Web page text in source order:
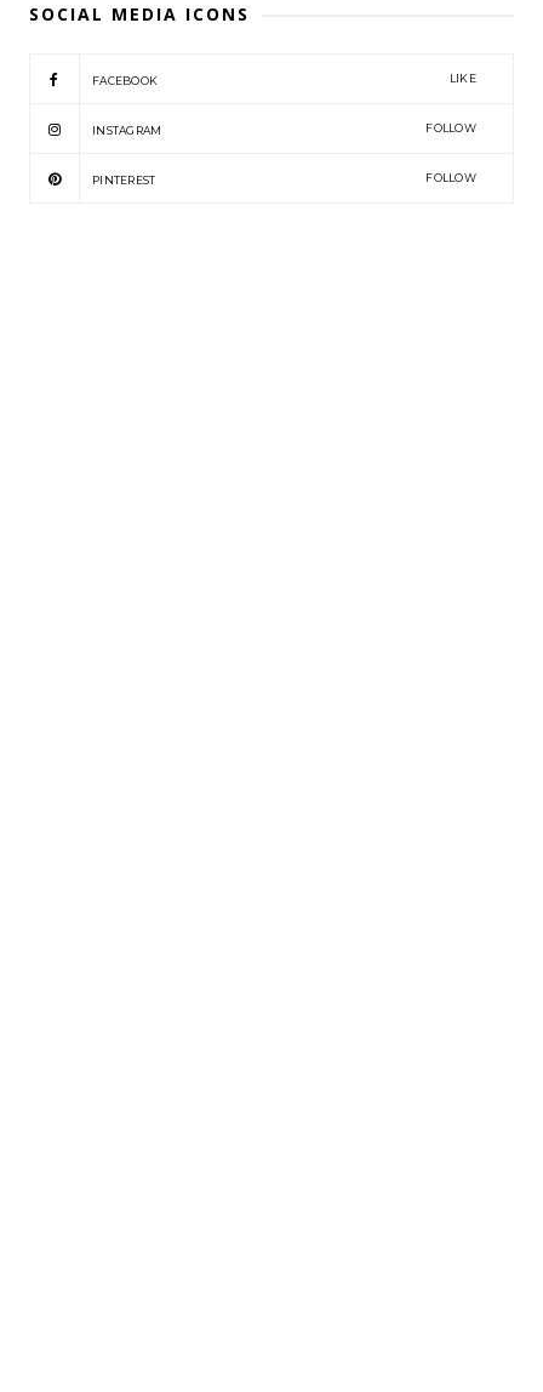
SOCIAL MEDIA ICONS
FACEBOOK LIKE
INSTAGRAM FOLLOW
PINTEREST FOLLOW